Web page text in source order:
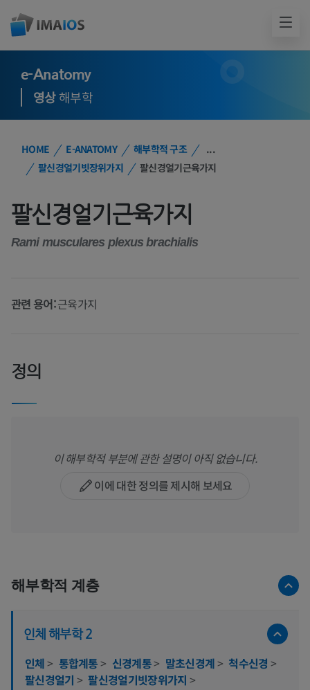
e-Anatomy
영상해부학
HOME E-ANATOMY 해부학적 구조
...
팔신경얼기빗장위가지
팔신경얼기근육가지
팔신경얼기근육가지
Rami musculares plexus brachialis
관련 용어:근육가지
정의
이 해부학적 부분에 관한 설명이 아직 없습니다.
이에 대한 정의를 제시해 보세요
해부학적 계층
인체 해부학 2
인체> 통합계통> 신경계통> 말초신경계> 척수신경 >
팔신경얼기 > 팔신경얼기빗장위가지 >